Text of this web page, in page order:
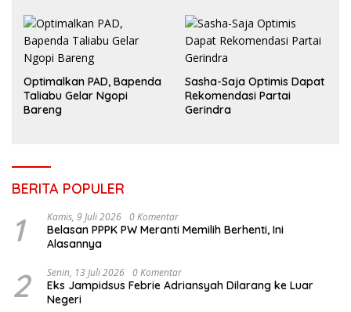
Optimalkan PAD, Bapenda
Taliabu Gelar Ngopi
Bareng
Sasha-Saja Optimis Dapat
Rekomendasi Partai
Gerindra
BERITA POPULER
1 Kamis, 9 Juli 2026 0 Komentar
Belasan PPPK PW Meranti Memilih Berhenti, Ini
Alasannya
2 Senin, 13 Juli 2026 0 Komentar
Eks Jampidsus Febrie Adriansyah Dilarang ke Luar
Negeri